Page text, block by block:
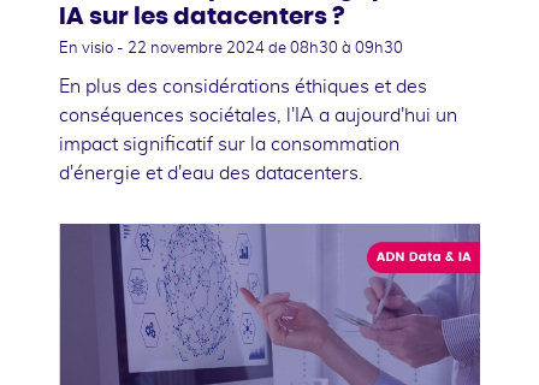
IA sur les datacenters ?
En visio - 22 novembre 2024 de 08h30 à 09h30
En plus des considérations éthiques et des
conséquences sociétales, l'IA a aujourd'hui un
impact significatif sur la consommation
d'énergie et d'eau des datacenters.